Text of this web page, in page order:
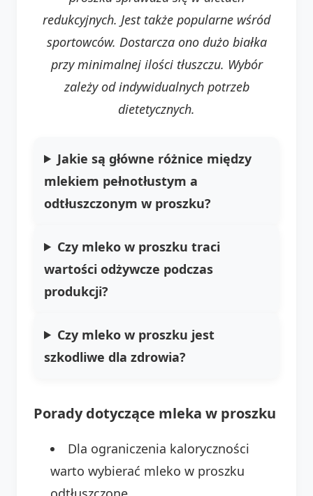
redukcyjnych. Jest także popularne wśród
sportowców. Dostarcza ono dużo białka
przy minimalnej ilości tłuszczu. Wybór
zależy od indywidualnych potrzeb
dietetycznych.
Jakie są główne różnice między
mlekiem pełnotłustym a
odtłuszczonym w proszku?
Czy mleko w proszku traci
wartości odżywcze podczas
produkcji?
Czy mleko w proszku jest
szkodliwe dla zdrowia?
Porady dotyczące mleka w proszku
Dla ograniczenia kaloryczności
warto wybierać mleko w proszku